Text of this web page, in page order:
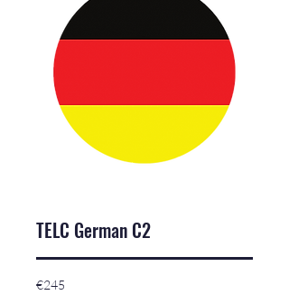
TELC German C2
245
euros
€245